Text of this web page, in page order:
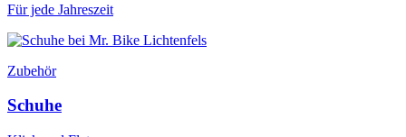
Für jede Jahreszeit
Zubehör
Schuhe